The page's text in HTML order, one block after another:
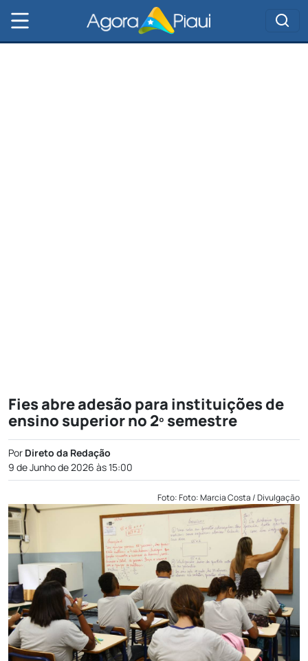
Fies abre adesão para instituições de
ensino superior no 2º semestre
Por Direto da Redação
9 de Junho de 2026 às 15:00
Foto: Foto: Marcia Costa / Divulgação